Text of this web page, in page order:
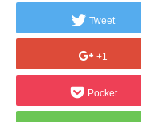
Tweet
+1
Pocket